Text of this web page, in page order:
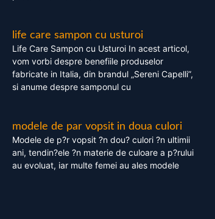
life care sampon cu usturoi
Life Care Sampon cu Usturoi In acest articol,
vom vorbi despre benefiile produselor
fabricate in Italia, din brandul „Sereni Capelli”,
si anume despre samponul cu
modele de par vopsit in doua culori
Modele de p?r vopsit ?n dou? culori ?n ultimii
ani, tendin?ele ?n materie de culoare a p?rului
au evoluat, iar multe femei au ales modele